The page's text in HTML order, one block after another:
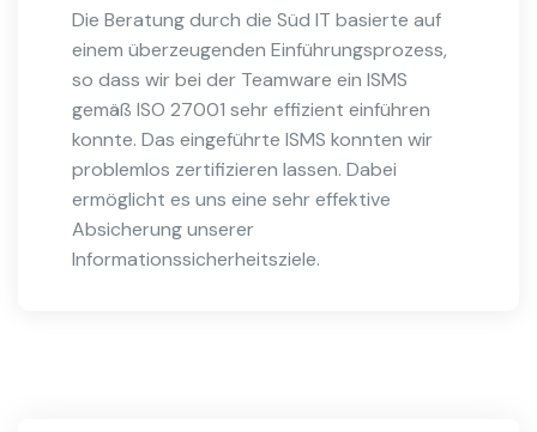
Die Beratung durch die Süd IT basierte auf
einem überzeugenden Einführungsprozess,
so dass wir bei der Teamware ein ISMS
gemäß ISO 27001 sehr effizient einführen
konnte. Das eingeführte ISMS konnten wir
problemlos zertifizieren lassen. Dabei
ermöglicht es uns eine sehr effektive
Absicherung unserer
Informationssicherheitsziele.